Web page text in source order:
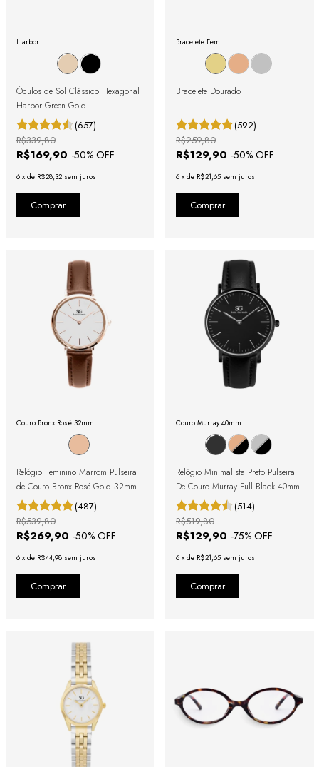
Harbor:
Óculos de Sol Clássico Hexagonal
Harbor Green Gold
(657)
R$169,90 -50% OFF
R$339,80
6 x de R$28,32 sem juros
Bracelete Fem:
Bracelete Dourado
(592)
R$129,90 -50% OFF
R$259,80
6 x de R$21,65 sem juros
Couro Bronx Rosé 32mm:
Relógio Feminino Marrom Pulseira
de Couro Bronx Rosé Gold 32mm
(487)
R$269,90 -50% OFF
R$539,80
6 x de R$44,98 sem juros
Couro Murray 40mm:
Relógio Minimalista Preto Pulseira
De Couro Murray Full Black 40mm
(514)
R$129,90 -75% OFF
R$519,80
6 x de R$21,65 sem juros